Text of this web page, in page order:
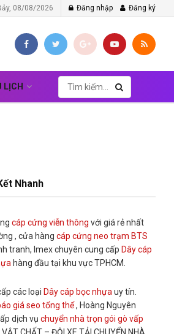
08/08/2026 Đăng nhập Đăng ký
LỊCH
Nhanh
cáp cứng viễn thông với giá rẻ nhất
, cửa hàngcáp cứng neo trạm BTS
tranh, Imex chuyên cung cấp Dây cáp
hàng đầu tại khu vực TPHCM.
các loạiDây cáp bọc nhựa uy tín.
giá seo tổng thể, Hoàng Nguyên
dịch vụchuyển nhà trọn gói gò vấp
VẬT CHẤT – ĐỘI XE TẢI CHUYỂN NHÀ